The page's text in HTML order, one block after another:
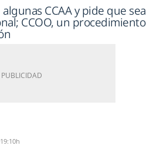
CCAA y pide que sea
CCOO, un procedimiento
19:10h